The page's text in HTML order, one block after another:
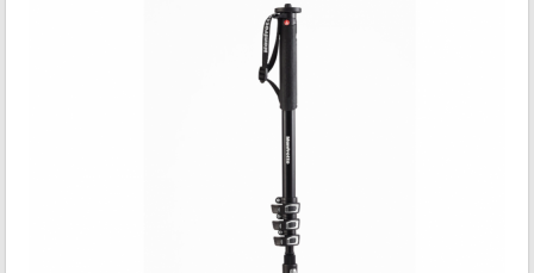
MAIS INFORMAÇÃO
VISÃO RÁPIDA